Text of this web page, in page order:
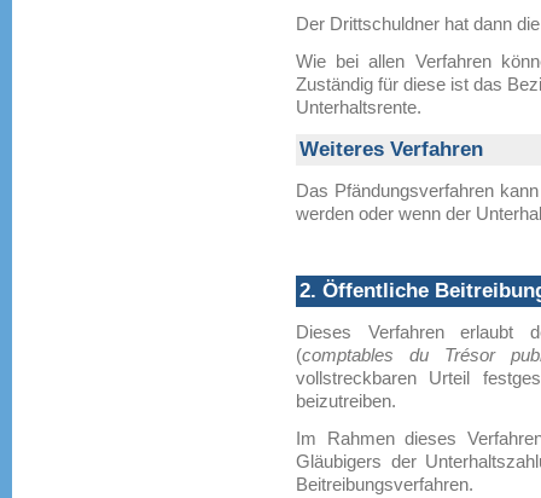
Der Drittschuldner hat dann
Wie bei allen Verfahren
Zuständig für diese ist das
Unterhaltsrente.
Weiteres Verfahren
Das Pfändungsverfahren
werden oder wenn der
2. Öffentliche
Dieses Verfahren erlaubt
(comptables du Trésor
vollstreckbaren Urteil
beizutreiben.
Im Rahmen dieses
Gläubigers der
Beitreibungsverfahren.